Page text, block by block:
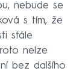
nebude se
s tím, že
stále
nelze
bez dalšího